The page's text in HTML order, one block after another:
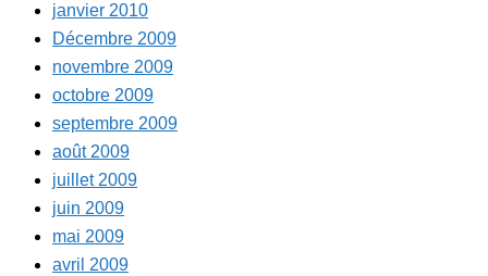
janvier 2010
Décembre 2009
novembre 2009
octobre 2009
septembre 2009
août 2009
juillet 2009
juin 2009
mai 2009
avril 2009